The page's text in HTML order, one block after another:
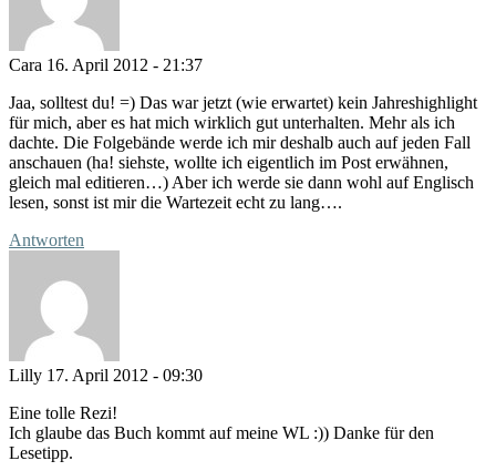
Cara 16. April 2012 - 21:37
Jaa, solltest du! =) Das war jetzt (wie erwartet) kein Jahreshighlight
für mich, aber es hat mich wirklich gut unterhalten. Mehr als ich
dachte. Die Folgebände werde ich mir deshalb auch auf jeden Fall
anschauen (ha! siehste, wollte ich eigentlich im Post erwähnen,
gleich mal editieren…) Aber ich werde sie dann wohl auf Englisch
lesen, sonst ist mir die Wartezeit echt zu lang….
Antworten
Lilly 17. April 2012 - 09:30
Eine tolle Rezi!
Ich glaube das Buch kommt auf meine WL :)) Danke für den
Lesetipp.